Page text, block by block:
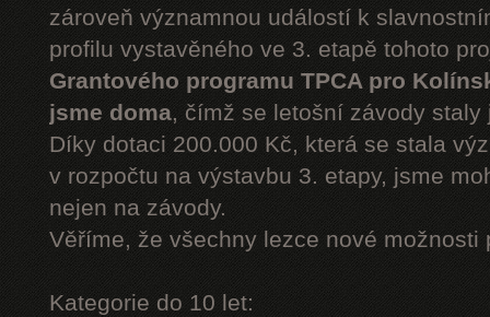
zároveň významnou událostí k
profilu vystavěného ve 3. etapě tohoto
Grantového programu TPCA pro
jsme doma, čímž se letošní závody
Díky dotaci 200.000 Kč, která se stala
v rozpočtu na výstavbu 3. etapy, jsme
nejen na závody.
Věříme, že všechny lezce nové možnosti
Kategorie do 10 let: